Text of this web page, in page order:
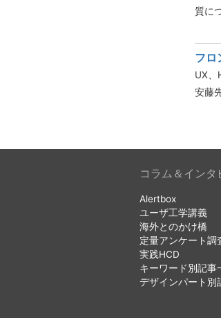
質に
フロ
UX、
安藤
コラム＆インタ
Alertbox
ユーザ工学講義
海外とのかけ橋
定量アンケート調
実践HCD
キーワード別記事
デザインパート別